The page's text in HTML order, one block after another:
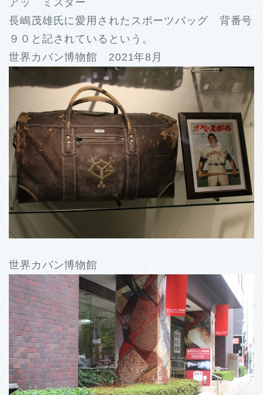
長嶋茂雄氏に愛用されたスポーツバッグ 背番号
９０と記されているという。
世界カバン博物館 2021年8月
世界カバン博物館